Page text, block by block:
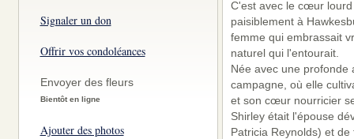
Signaler un don
Offrir vos condoléances
Envoyer des fleurs
Bientôt en ligne
Ajouter des photos
C'est avec le cœur lourd
paisiblement à
femme qui embrassait
naturel qui l'entourait.
Née avec une profonde
campagne, où elle
et son cœur nourricier
Shirley était l'épouse
Patricia Reynolds) et